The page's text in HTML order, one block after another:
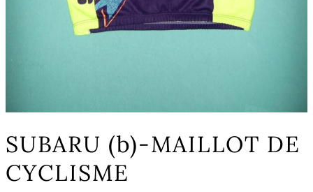
SUBARU (b)-MAILLOT DE
CYCLISME